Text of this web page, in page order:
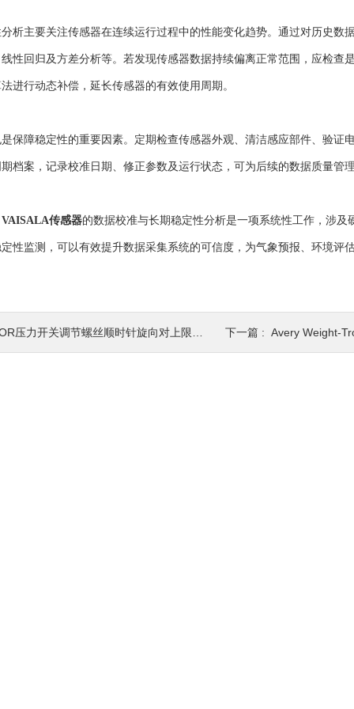
主要关注传感器在连续运行过程中的性能变化趋势。通过对历史数
性回归及方差分析等。若发现传感器数据持续偏离正常范围，应检查
进行动态补偿，延长传感器的有效使用周期。
障稳定性的重要因素。定期检查传感器外观、清洁感应部件、验证
档案，记录校准日期、修正参数及运行状态，可为后续的数据质量管
VAISALA传感器的数据校准与长期稳定性分析是一项系统性工作，涉
性监测，可以有效提升数据采集系统的可信度，为气象预报、环境评
压力开关调节螺丝顺时针旋向对上限切换值的改变规律 下一篇 : Avery Weight-Tronix传